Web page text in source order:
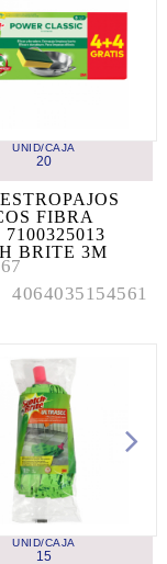
UNID/CAJA
20
FIBRA
BRITE 3M
4064035154561
UNID/CAJA
15